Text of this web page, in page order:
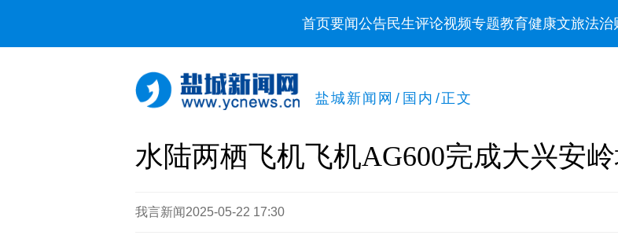
首页要闻公告民生评论视频专题教育健康文旅法治
盐城新闻网 / 国内 /正文
水陆两栖飞机飞机AG600完成大兴安
我言新闻 2025-05-22 17:30